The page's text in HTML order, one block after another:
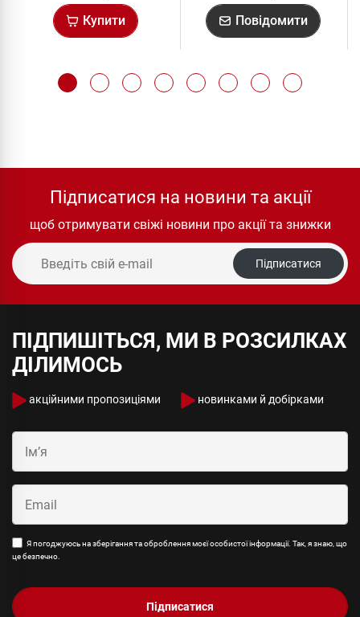
Купити
Повідомити
Підписатися на новини та акції
щоб отримувати свіжі новини про акції та знижки
Підписатися
ПІДПИШІТЬСЯ, МИ В РОЗСИЛКАХ
ДІЛИМОСЬ
акційними пропозиціями новинками й добірками
Я погоджуюсь на зберігання та оброблення моєї особистої інформації. Так, я знаю, що
це безпечно.
Підписатися